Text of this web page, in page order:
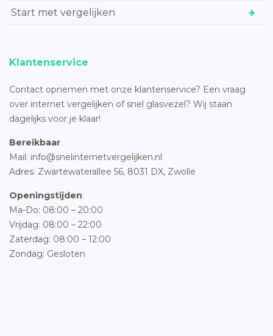
Start met vergelijken
Klantenservice
Contact opnemen met onze klantenservice? Een vraag
over internet vergelijken of snel glasvezel? Wij staan
dagelijks voor je klaar!
Bereikbaar
Mail: info@snelinternetvergelijken.nl
Adres: Zwartewaterallee 56, 8031 DX, Zwolle
Openingstijden
Ma-Do: 08:00 – 20:00
Vrijdag: 08:00 – 22:00
Zaterdag: 08:00 – 12:00
Zondag: Gesloten